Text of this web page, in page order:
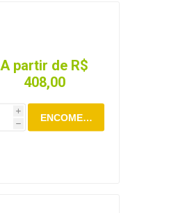
A partir de R$
408,00
i
h
ENCOMENDAR